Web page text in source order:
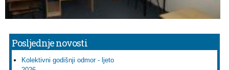
Posljednje novosti
Kolektivni godišnji odmor - ljeto